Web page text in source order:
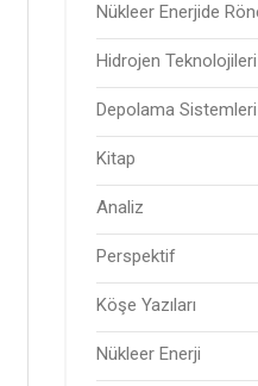
Nükleer Enerjide
Hidrojen Teknolojileri
Depolama Sistemleri
Kitap
Analiz
Perspektif
Köşe Yazıları
Nükleer Enerji